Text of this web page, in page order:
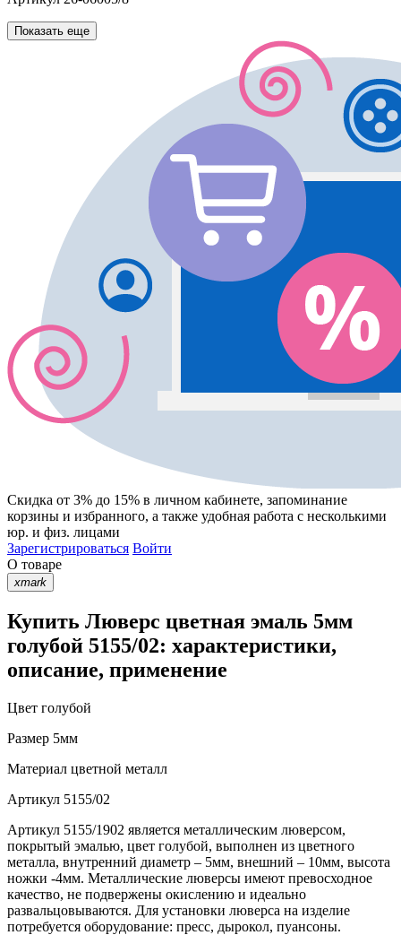
Показать еще
Скидка от 3% до 15% в личном кабинете, запоминание
корзины и избранного, а также удобная работа с несколькими
юр. и физ. лицами
Зарегистрироваться Войти
О товаре
xmark
Купить Люверс цветная эмаль 5мм
голубой 5155/02: характеристики,
описание, применение
Цвет голубой
Размер 5мм
Материал цветной металл
Артикул 5155/02
Артикул 5155/1902 является металлическим люверсом,
покрытый эмалью, цвет голубой, выполнен из цветного
металла, внутренний диаметр – 5мм, внешний – 10мм, высота
ножки -4мм. Металлические люверсы имеют превосходное
качество, не подвержены окислению и идеально
развальцовываются. Для установки люверса на изделие
потребуется оборудование: пресс, дырокол, пуансоны.